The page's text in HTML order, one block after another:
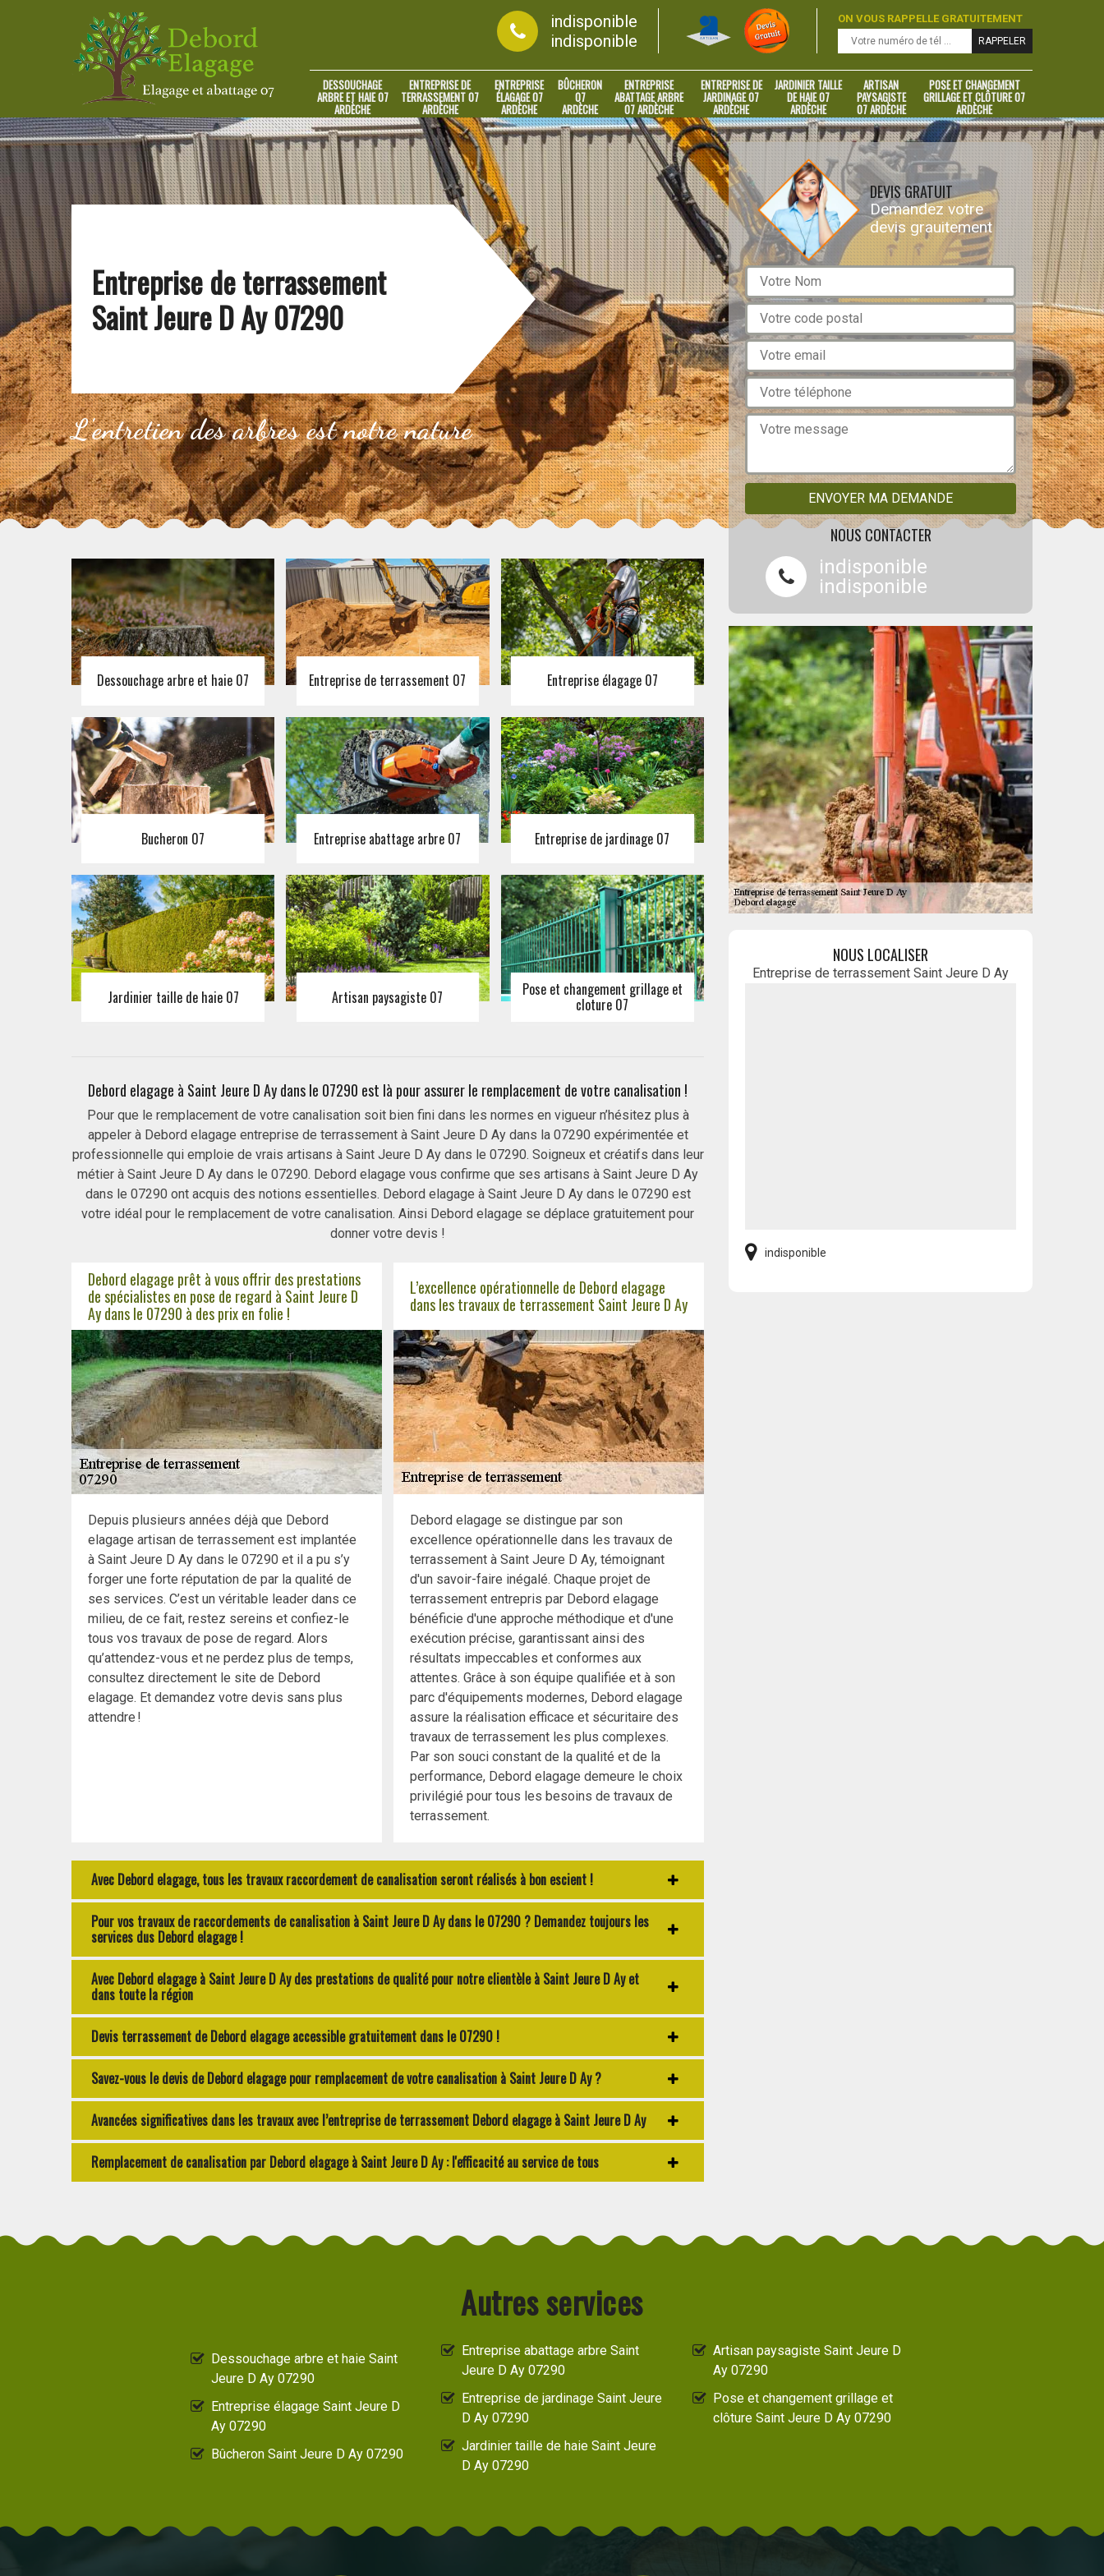
indisponible
indisponible
ON VOUS RAPPELLE GRATUITEMENT
DESSOUCHAGE
ARBRE ET HAIE 07
ARDÈCHE
ENTREPRISE DE
TERRASSEMENT 07
ARDÈCHE
ENTREPRISE
ÉLAGAGE 07
ARDÈCHE
BÛCHERON
07
ARDÈCHE
ENTREPRISE
ABATTAGE ARBRE
07 ARDÈCHE
ENTREPRISE DE
JARDINAGE 07
ARDÈCHE
JARDINIER TAILLE
DE HAIE 07
ARDÈCHE
ARTISAN
PAYSAGISTE
07 ARDÈCHE
POSE ET CHANGEMENT
GRILLAGE ET CLÔTURE 07
ARDÈCHE
Entreprise de terrassement
Saint Jeure D Ay 07290
L'entretien des arbres est notre nature
Dessouchage arbre et haie 07 Entreprise de terrassement 07 Entreprise élagage 07
Bucheron 07 Entreprise abattage arbre 07 Entreprise de jardinage 07
Jardinier taille de haie 07 Artisan paysagiste 07 Pose et changement grillage et
cloture 07
Debord elagage à Saint Jeure D Ay dans le 07290 est là pour assurer le remplacement de votre canalisation !
Pour que le remplacement de votre canalisation soit bien fini dans les normes en vigueur n’hésitez plus à
appeler à Debord elagage entreprise de terrassement à Saint Jeure D Ay dans la 07290 expérimentée et
professionnelle qui emploie de vrais artisans à Saint Jeure D Ay dans le 07290. Soigneux et créatifs dans leur
métier à Saint Jeure D Ay dans le 07290. Debord elagage vous confirme que ses artisans à Saint Jeure D Ay
dans le 07290 ont acquis des notions essentielles. Debord elagage à Saint Jeure D Ay dans le 07290 est
votre idéal pour le remplacement de votre canalisation. Ainsi Debord elagage se déplace gratuitement pour
donner votre devis !
Debord elagage prêt à vous offrir des prestations
de spécialistes en pose de regard à Saint Jeure D
Ay dans le 07290 à des prix en folie !
Depuis plusieurs années déjà que Debord
elagage artisan de terrassement est implantée
à Saint Jeure D Ay dans le 07290 et il a pu s’y
forger une forte réputation de par la qualité de
ses services. C’est un véritable leader dans ce
milieu, de ce fait, restez sereins et confiez-le
tous vos travaux de pose de regard. Alors
qu’attendez-vous et ne perdez plus de temps,
consultez directement le site de Debord
elagage. Et demandez votre devis sans plus
attendre !
L’excellence opérationnelle de Debord elagage
dans les travaux de terrassement Saint Jeure D Ay
Debord elagage se distingue par son
excellence opérationnelle dans les travaux de
terrassement à Saint Jeure D Ay, témoignant
d'un savoir-faire inégalé. Chaque projet de
terrassement entrepris par Debord elagage
bénéficie d'une approche méthodique et d'une
exécution précise, garantissant ainsi des
résultats impeccables et conformes aux
attentes. Grâce à son équipe qualifiée et à son
parc d'équipements modernes, Debord elagage
assure la réalisation efficace et sécuritaire des
travaux de terrassement les plus complexes.
Par son souci constant de la qualité et de la
performance, Debord elagage demeure le choix
privilégié pour tous les besoins de travaux de
terrassement.
Avec Debord elagage, tous les travaux raccordement de canalisation seront réalisés à bon escient !
Pour vos travaux de raccordements de canalisation à Saint Jeure D Ay dans le 07290 ? Demandez toujours les
services dus Debord elagage !
Avec Debord elagage à Saint Jeure D Ay des prestations de qualité pour notre clientèle à Saint Jeure D Ay et
dans toute la région
Devis terrassement de Debord elagage accessible gratuitement dans le 07290 !
Savez-vous le devis de Debord elagage pour remplacement de votre canalisation à Saint Jeure D Ay ?
Avancées significatives dans les travaux avec l’entreprise de terrassement Debord elagage à Saint Jeure D Ay
Remplacement de canalisation par Debord elagage à Saint Jeure D Ay : l'efficacité au service de tous
DEVIS GRATUIT
Demandez votre
devis grauitement
NOUS CONTACTER
indisponible
indisponible
NOUS LOCALISER
Entreprise de terrassement Saint Jeure D Ay
indisponible
Autres services
Dessouchage arbre et haie Saint
Jeure D Ay 07290
Entreprise élagage Saint Jeure D
Ay 07290
Bûcheron Saint Jeure D Ay 07290
Entreprise abattage arbre Saint
Jeure D Ay 07290
Entreprise de jardinage Saint Jeure
D Ay 07290
Jardinier taille de haie Saint Jeure
D Ay 07290
Artisan paysagiste Saint Jeure D
Ay 07290
Pose et changement grillage et
clôture Saint Jeure D Ay 07290